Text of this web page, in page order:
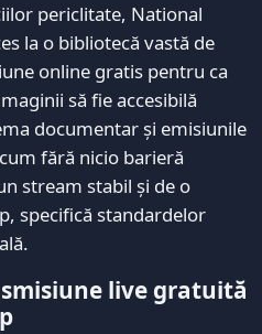
periclitate, National
la o bibliotecă vastă de
online gratis pentru ca
să fie accesibilă
documentar și emisiunile
fără nicio barieră
stream stabil și de o
specifică standardelor
live gratuită